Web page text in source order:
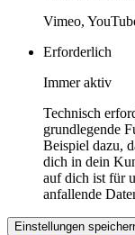
Vimeo,
Erforderlich
Immer aktiv
Technisch
grundlegende
Beispiel dazu,
dich in dein
auf dich ist für
anfallende
Einstellungen